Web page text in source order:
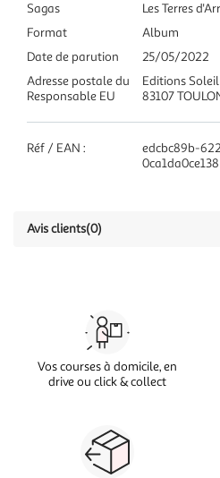
Sagas
Les Terres
Format
Album
Date de parution
25/05/2022
Adresse postale du
Responsable EU
Editions
83107
Réf / EAN :
edcbc89b-
Avis clients(0)
Vos courses à domicile, en
drive ou click & collect